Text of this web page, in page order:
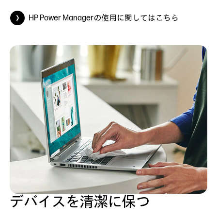
HP Power Managerの使用に関してはこちら
デバイスを清潔に保つ